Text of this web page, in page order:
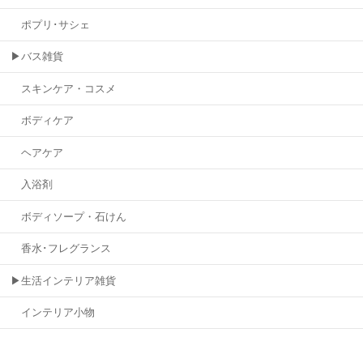
ポプリ･サシェ
▶バス雑貨
スキンケア・コスメ
ボディケア
ヘアケア
入浴剤
ボディソープ・石けん
香水･フレグランス
▶生活インテリア雑貨
インテリア小物